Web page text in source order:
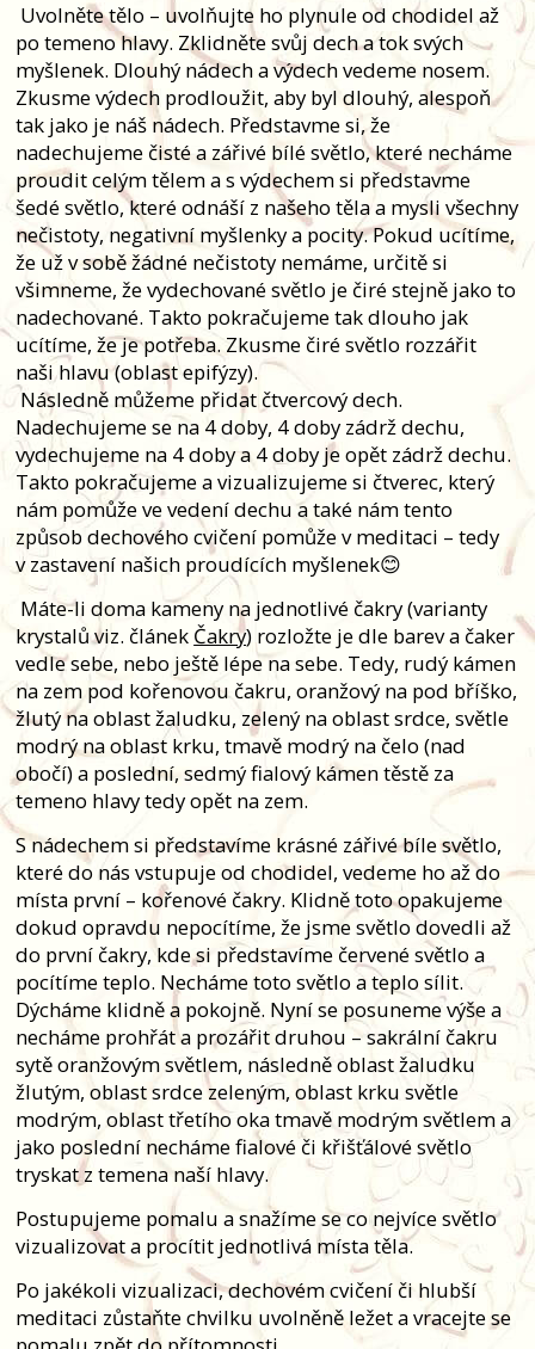
Uvolněte tělo – uvolňujte ho plynule od chodidel až
po temeno hlavy. Zklidněte svůj dech a tok svých
myšlenek. Dlouhý nádech a výdech vedeme nosem.
Zkusme výdech prodloužit, aby byl dlouhý, alespoň
tak jako je náš nádech. Představme si, že
nadechujeme čisté a zářivé bílé světlo, které necháme
proudit celým tělem a s výdechem si představme
šedé světlo, které odnáší z našeho těla a mysli všechny
nečistoty, negativní myšlenky a pocity. Pokud ucítíme,
že už v sobě žádné nečistoty nemáme, určitě si
všimneme, že vydechované světlo je čiré stejně jako to
nadechované. Takto pokračujeme tak dlouho jak
ucítíme, že je potřeba. Zkusme čiré světlo rozzářit
naši hlavu (oblast epifýzy).
Následně můžeme přidat čtvercový dech.
Nadechujeme se na 4 doby, 4 doby zádrž dechu,
vydechujeme na 4 doby a 4 doby je opět zádrž dechu.
Takto pokračujeme a vizualizujeme si čtverec, který
nám pomůže ve vedení dechu a také nám tento
způsob dechového cvičení pomůže v meditaci – tedy
v zastavení našich proudících myšlenek😊
Máte-li doma kameny na jednotlivé čakry (varianty
krystalů viz. článek Čakry) rozložte je dle barev a čaker
vedle sebe, nebo ještě lépe na sebe. Tedy, rudý kámen
na zem pod kořenovou čakru, oranžový na pod bříško,
žlutý na oblast žaludku, zelený na oblast srdce, světle
modrý na oblast krku, tmavě modrý na čelo (nad
obočí) a poslední, sedmý fialový kámen těstě za
temeno hlavy tedy opět na zem.
S nádechem si představíme krásné zářivé bíle světlo,
které do nás vstupuje od chodidel, vedeme ho až do
místa první – kořenové čakry. Klidně toto opakujeme
dokud opravdu nepocítíme, že jsme světlo dovedli až
do první čakry, kde si představíme červené světlo a
pocítíme teplo. Necháme toto světlo a teplo sílit.
Dýcháme klidně a pokojně. Nyní se posuneme výše a
necháme prohřát a prozářit druhou – sakrální čakru
sytě oranžovým světlem, následně oblast žaludku
žlutým, oblast srdce zeleným, oblast krku světle
modrým, oblast třetího oka tmavě modrým světlem a
jako poslední necháme fialové či křišťálové světlo
tryskat z temena naší hlavy.
Postupujeme pomalu a snažíme se co nejvíce světlo
vizualizovat a procítit jednotlivá místa těla.
Po jakékoli vizualizaci, dechovém cvičení či hlubší
meditaci zůstaňte chvilku uvolněně ležet a vracejte se